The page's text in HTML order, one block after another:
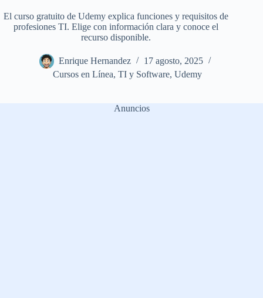
El curso gratuito de Udemy explica funciones y requisitos de
profesiones TI. Elige con información clara y conoce el
recurso disponible.
Enrique Hernandez
17 agosto, 2025
Cursos en Línea,TI y Software,Udemy
Anuncios